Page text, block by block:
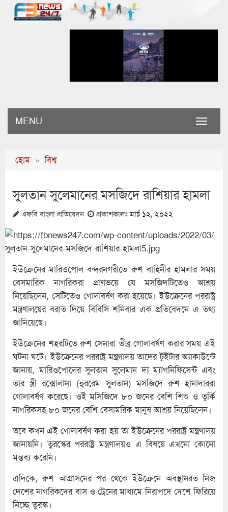
Toggle
MENU
হোম » বিশ্ব
সুলতান সুলেমানের মসজিদে রাশিয়ার হামলা
এফবি বাংলা প্রতিবেদন প্রকাশকালঃমার্চ ১২, ২০২২
ইউক্রেনের মারিওপোল বন্দরনগরীতে রুশ বাহিনীর হামলার সময়
বেসমারিক নাগরিকরা প্রাণভয়ে যে মসজিদটিতেও আশ্রয়
নিয়েছিলেন, সেটিতেও গোলাবর্ষণ করা হয়েছে। ইউক্রেনের পররাষ্ট্র
মন্ত্রণালয়ের বরাত দিয়ে বিবিসি শনিবার এক প্রতিবেদনে এ তথ্য
জানিয়েছে।
ইউক্রেনের শহরটিতে রুশ সেনারা তীব্র গোলাবর্ষণ করার সময় এই
ঘটনা ঘটে। ইউক্রেনের পররাষ্ট্র মন্ত্রণালয় তাদের টুইটার অ্যাকাউন্টে
জানায়, মারিওপোলের সুলতান সুলেমান দ্য ম্যাগনিফিসেন্ট এবং
তার স্ত্রী রক্সোলানা (হুররেম সুলতান) মসজিদে রুশ হানাদাররা
গোলাবর্ষণ করেছে। ওই মসিজিদে ৮০ জনের বেশি শিশু ও তুর্কি
নাগরিকসহ ৮০ জনের বেশি বেসামরিক মানুষ আশ্রয় নিয়েছিলেন।
তবে কখন এই গোলাবর্ষণ করা হয় তা ইউক্রেনের পররাষ্ট্র মন্ত্রণালয়
জানায়নি। তুরস্কের পররাষ্ট্র মন্ত্রণালয়ও এ বিষয়ে এখনো কোনো
মন্তব্য করেনি।
এদিকে, রুশ আগ্রাসনের পর থেকে ইউক্রেনে অবস্থানরত নিজ
দেশের নাগরিকদের বাস ও ট্রেনের মাধ্যমে নিরাপদে দেশে ফিরিয়ে
নিচ্ছে তুরস্ক।